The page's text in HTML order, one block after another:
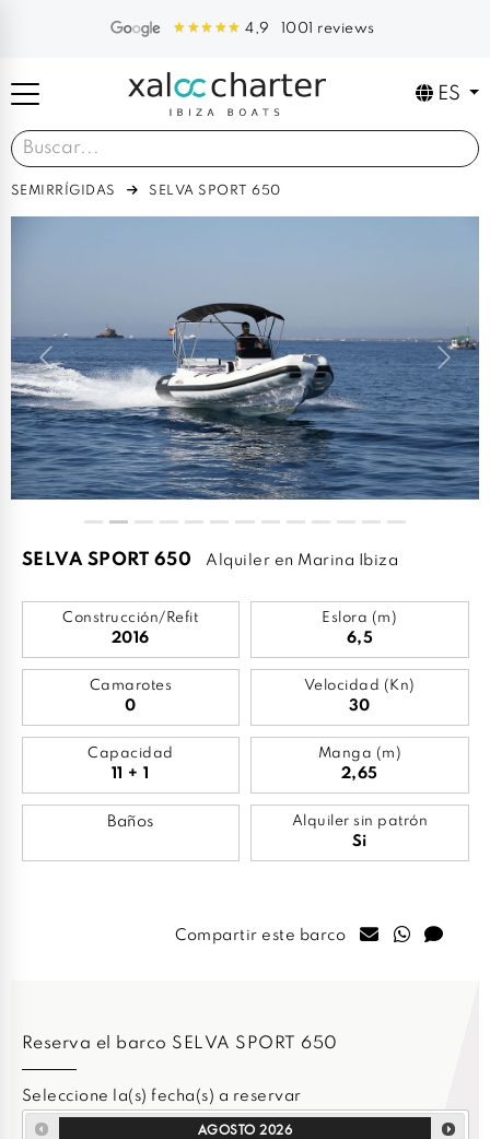
4,9 1001 reviews
ES
SEMIRRÍGIDAS SELVA SPORT 650
Previous Next
SELVA SPORT 650 Alquiler en Marina Ibiza
Construcción/Refit
2016
Eslora (m)
6,5
Camarotes
0
Velocidad (Kn)
30
Capacidad
11 + 1
Manga (m)
2,65
Baños Alquiler sin patrón
Si
Compartir este barco
Reserva el barco SELVA SPORT 650
Seleccione la(s) fecha(s) a reservar
AGOSTO 2026